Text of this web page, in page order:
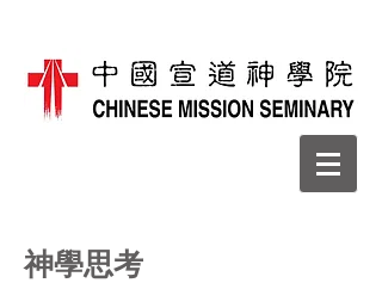
神學思考